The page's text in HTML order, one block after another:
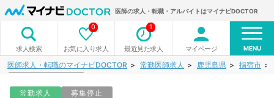
医師の求人・転職・アルバイトはマイナビDOCTOR
求人検索 お気に入り求人
0
最近見た求人
1
マイページ MENU
医師求人・転職のマイナビDOCTOR 常勤医師求人 鹿児島県 指宿市
常勤求人 募集停止